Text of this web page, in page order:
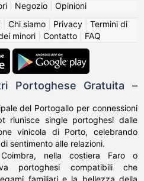
| Negozio| Opinioni
Chi siamo| Privacy| Termini di
minori| Contatto| FAQ
Portoghese Gratuita –
del Portogallo per connessioni
riunisce single portoghesi dalle
vinicola di Porto, celebrando
sentimento alle relazioni.
nella costiera Faro o
portoghesi compatibili che
familiari e la bellezza della